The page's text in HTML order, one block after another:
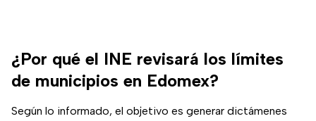
¿Por qué el INE revisará los límites
de municipios en Edomex?
Según lo informado, el objetivo es generar dictámenes